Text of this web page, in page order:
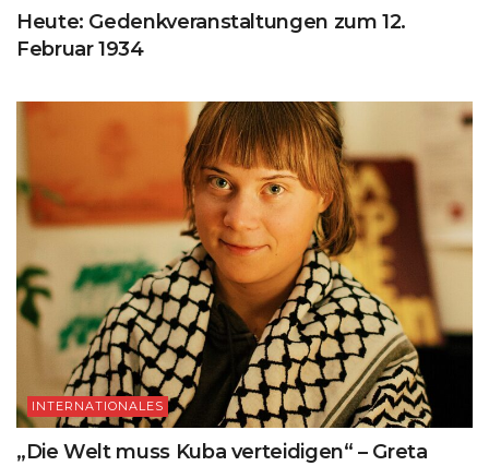
Heute: Gedenkveranstaltungen zum 12.
Februar 1934
INTERNATIONALES
„Die Welt muss Kuba verteidigen“ – Greta